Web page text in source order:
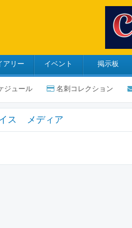
アリー イベント 掲示板
ジュール 名刺コレクション
ス メディア